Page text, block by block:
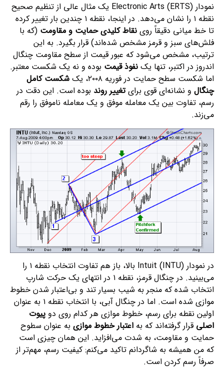
نمودار Electronic Arts (ERTS) یک مثال عالی از تنظیم صحیح
نقطه ۱ را نشان می‌دهد. در اینجا، نقطه ۱ چندین بار تغییر کرده
تا خط میانی دقیقاً روی نقاط کلیدی حمایت و مقاومت (که با
فلش‌های سبز و قرمز مشخص شده‌اند) قرار بگیرد. به این
ترتیب، مشخص می‌شود که عبور قیمت از سطح مقاومت چنگال
اندروز در اکتبر، تنها یک نفوذ قیمت بوده و نه یک شکست معتبر.
اما شکست سطح حمایت در فوریه ۲۰۰۸، یک
شکست کامل
چنگال و نشانه‌ای قوی برایتغییر روند بوده است. این دقت در
رسم، تفاوت بین یک معامله موفق و یک معامله ناموفق را رقم
می‌زند.
در نمودار Intuit (INTU) بالا، باز هم تفاوت انتخاب نقطه ۱ را
می‌بینید. در چنگال قرمز، نقطه ۱ در انتهای یک حرکت شارپ
انتخاب شده که منجر به شیب بسیار تند و بی‌اعتبار شدن خطوط
موازی شده است. اما در چنگال آبی، با انتخاب نقطه ۱ به عنوان
اولین نقطه برای رسم، خطوط موازی هر کدام روی دو پیوت
اصلی قرار گرفته‌اند که به اعتبار خطوط موازی به عنوان سطوح
حمایت و مقاومت، به شدت می‌افزاید. این همان چیزی است
که من همیشه به شاگردانم تاکید می‌کنم: کیفیت رسم، مهم‌تر از
صرفاً رسم کردن است.